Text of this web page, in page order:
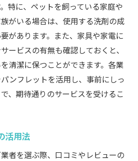
ッチンまで岡山市南区浦安本町
メリット
リーニングの必要性
りの頑固な汚れ対策
のカビ防止法
清掃の重要性
得られる安心感
本町で見つけるコスパ最強のハ
グサービス
特に、ペットを飼っている家庭や
がいる場合は、使用する洗剤の成
があります。また、家具や家電に
ービスの有無も確認しておくと、
清潔に保つことができます。各業
ンフレットを活用し、事前にしっ
、期待通りのサービスを受けるこ
活用法
者を選ぶ際、口コミやレビューの